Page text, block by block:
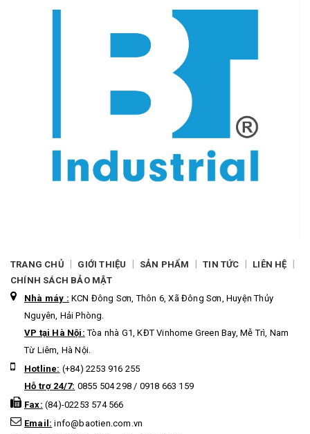
TRANG CHỦ GIỚI THIỆU SẢN PHẨM TIN TỨC LIÊN HỆ
CHÍNH SÁCH BẢO MẬT
Nhà máy : KCN Đông Sơn, Thôn 6, Xã Đông Sơn, Huyện Thủy
Nguyên, Hải Phòng.
VP tại Hà Nội: Tòa nhà G1, KĐT Vinhome Green Bay, Mễ Trì, Nam
Từ Liêm, Hà Nội.
Hotline: (+84) 2253 916 255
Hỗ trợ 24/7: 0855 504 298 / 0918 663 159
Fax: (84)-02253 574 566
Email: info@baotien.com.vn